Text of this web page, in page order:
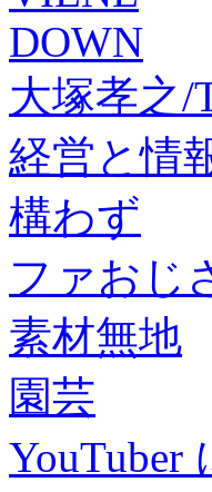
DOWN
大塚孝之/
経営と情
構わず
ファおじ
素材無地
園芸
YouTuber